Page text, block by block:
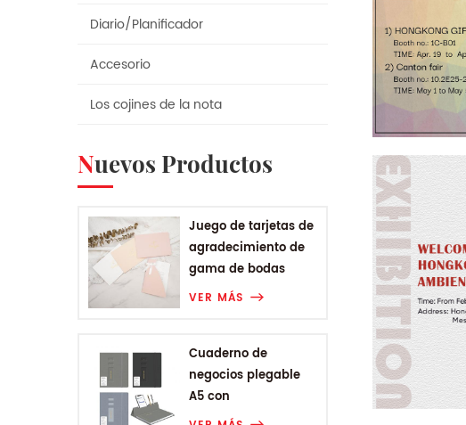
Diario/Planificador
Accesorio
Los cojines de la nota
Nuevos Productos
Juego de tarjetas de
agradecimiento de
gama de bodas
VER MÁS
Cuaderno de
negocios plegable
A5 con
encuadernación